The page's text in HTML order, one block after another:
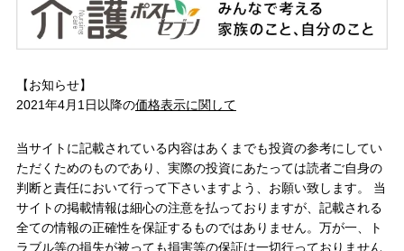
【お知らせ】
2021年4月1日以降の価格表示に関して
当サイトに記載されている内容はあくまでも投資の参考にしてい
ただくためのものであり、実際の投資にあたっては読者ご自身の
判断と責任において行って下さいますよう、お願い致します。 当
サイトの掲載情報は細心の注意を払っておりますが、記載される
全ての情報の正確性を保証するものではありません。万が一、ト
ラブル等の損失が被っても損害等の保証は一切行っておりません